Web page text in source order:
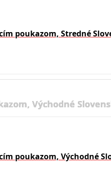
poukazom, Stredné
Východné
poukazom, Východné